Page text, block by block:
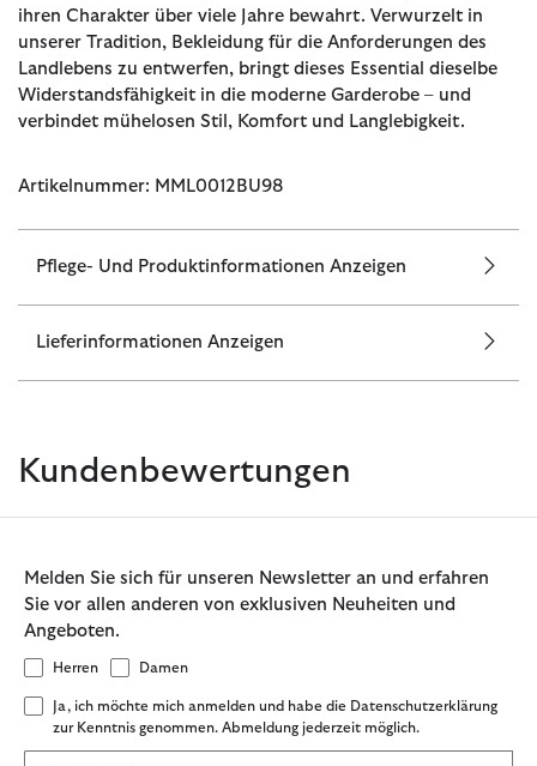
ihren Charakter über viele Jahre bewahrt. Verwurzelt in
unserer Tradition, Bekleidung für die Anforderungen des
Landlebens zu entwerfen, bringt dieses Essential dieselbe
Widerstandsfähigkeit in die moderne Garderobe – und
verbindet mühelosen Stil, Komfort und Langlebigkeit.
Artikelnummer: MML0012BU98
Pflege- Und Produktinformationen Anzeigen
Lieferinformationen Anzeigen
Kundenbewertungen
Melden Sie sich für unseren Newsletter an und erfahren
Sie vor allen anderen von exklusiven Neuheiten und
Angeboten.
Herren Damen
Ja, ich möchte mich anmelden und habe die Datenschutzerklärung
zur Kenntnis genommen. Abmeldung jederzeit möglich.